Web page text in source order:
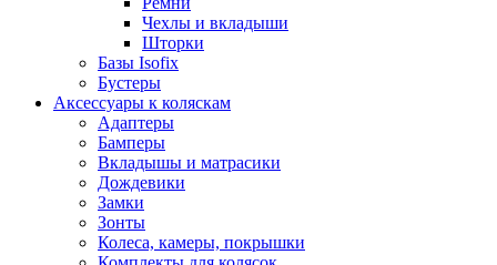
Чехлы и вкладыши
Шторки
Базы Isofix
Бустеры
Аксессуары к коляскам
Адаптеры
Бамперы
Вкладышы и матрасики
Дождевики
Замки
Зонты
Колеса, камеры, покрышки